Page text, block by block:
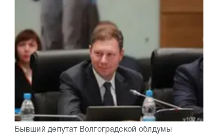
Бывший депутат Волгоградской облдумы